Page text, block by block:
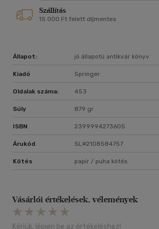
Szállítás
15 000 Ft felett díjmentes
Állapot: jó állapotú antikvár könyv
Kiadó Springer
Oldalak száma: 453
Súly 879 gr
ISBN 2399994273605
Árukód SL#2108584757
Kötés papír / puha kötés
Vásárlói értékelések, vélemények
Kérjük, lépjen be az értékeléshez!